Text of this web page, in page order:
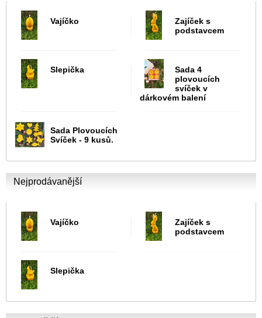
Vajíčko
Zajíček s
podstavcem
Slepička
Sada 4
plovoucích
svíček v
dárkovém balení
Sada Plovoucích
Svíček - 9 kusů.
Nejprodávanější
Vajíčko
Zajíček s
podstavcem
Slepička